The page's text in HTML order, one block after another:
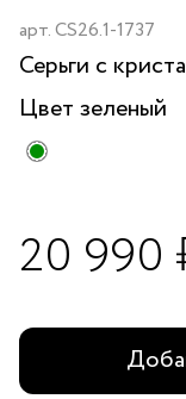
арт.CS26.1-1737
Серьги с
Цвет зеленый
20 990